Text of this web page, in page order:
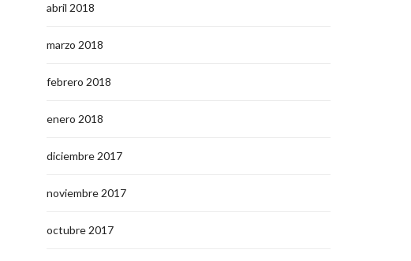
abril 2018
marzo 2018
febrero 2018
enero 2018
diciembre 2017
noviembre 2017
octubre 2017